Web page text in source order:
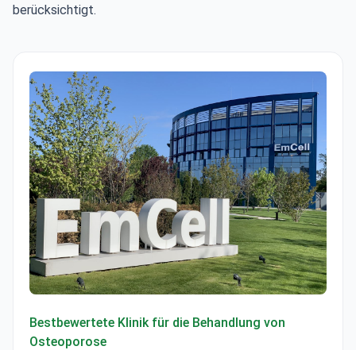
berücksichtigt.
Bestbewertete Klinik für die Behandlung von
Osteoporose